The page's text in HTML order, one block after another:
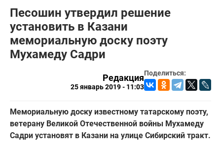
Песошин утвердил решение
установить в Казани
мемориальную доску поэту
Мухамеду Садри
Поделиться:
Редакция
25 январь 2019 - 11:03
Мемориальную доску известному татарскому поэту,
ветерану Великой Отечественной войны Мухамеду
Садри установят в Казани на улице Сибирский тракт.